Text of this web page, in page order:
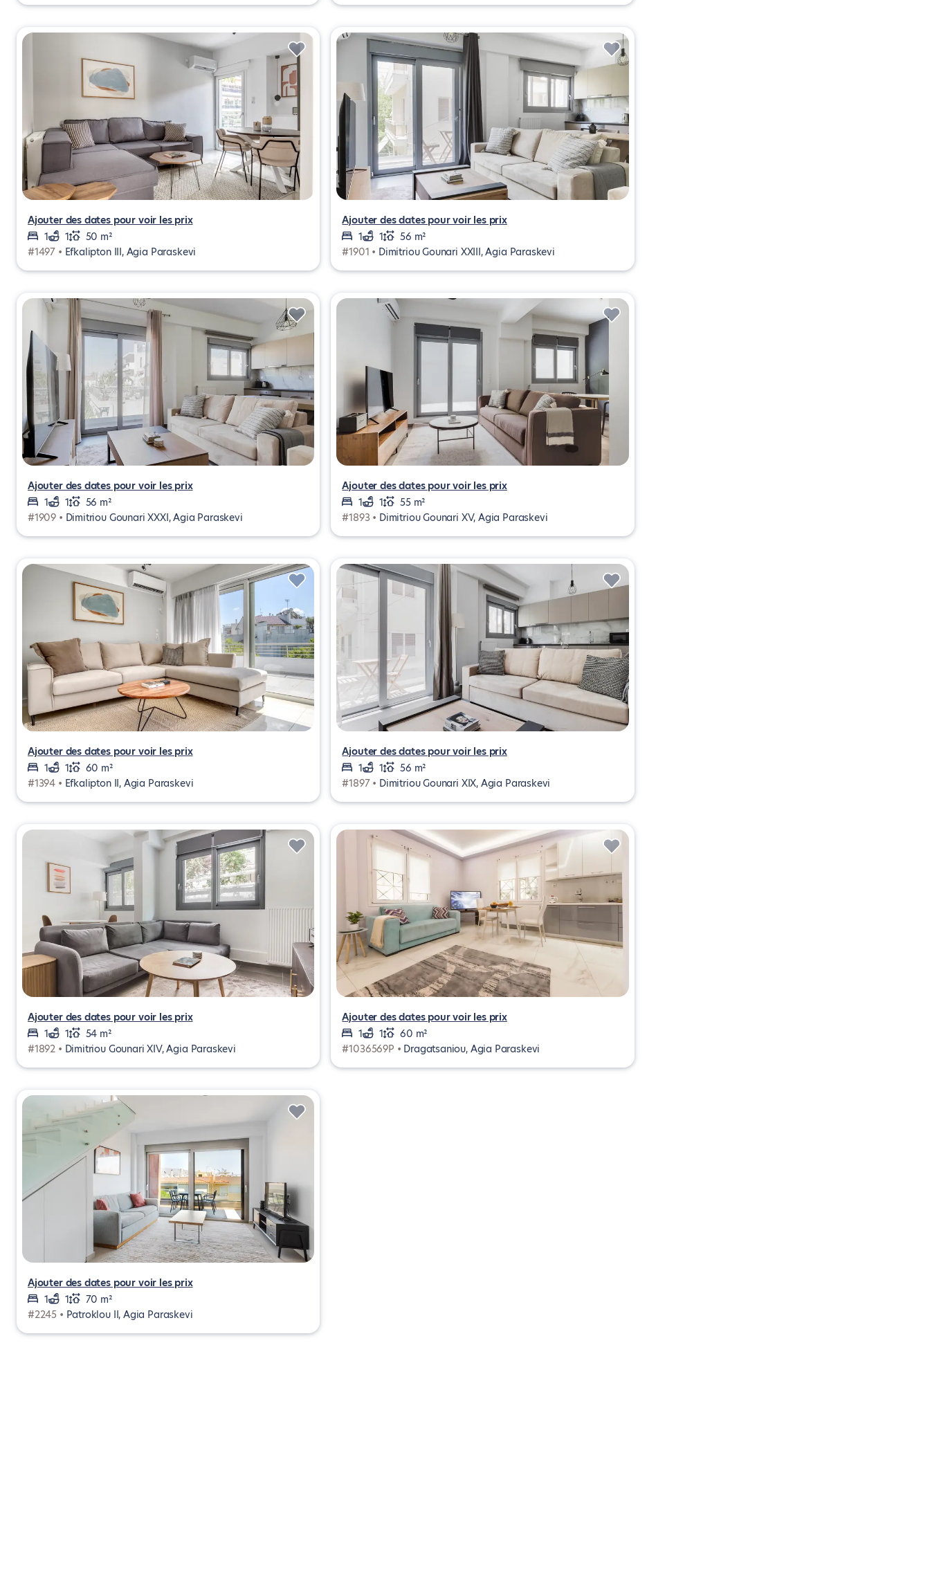
Ajouter des dates pour voir les prix
1
1
50 m²
#1497 • Efkalipton III, Agia Paraskevi
Ajouter des dates pour voir les prix
1
1
56 m²
#1901 • Dimitriou Gounari XXIII, Agia Paraskevi
Ajouter des dates pour voir les prix
1
1
56 m²
#1909 • Dimitriou Gounari XXXI, Agia Paraskevi
Ajouter des dates pour voir les prix
1
1
55 m²
#1893 • Dimitriou Gounari XV, Agia Paraskevi
Ajouter des dates pour voir les prix
1
1
60 m²
#1394 • Efkalipton II, Agia Paraskevi
Ajouter des dates pour voir les prix
1
1
56 m²
#1897 • Dimitriou Gounari XIX, Agia Paraskevi
Ajouter des dates pour voir les prix
1
1
54 m²
#1892 • Dimitriou Gounari XIV, Agia Paraskevi
Ajouter des dates pour voir les prix
1
1
60 m²
#1036569P • Dragatsaniou, Agia Paraskevi
Ajouter des dates pour voir les prix
1
1
70 m²
#2245 • Patroklou II, Agia Paraskevi